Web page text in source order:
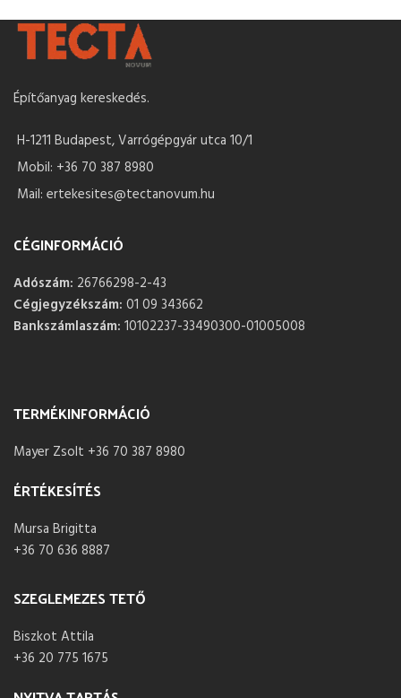
Építőanyag kereskedés.
H-1211 Budapest, Varrógépgyár utca 10/1
Mobil: +36 70 387 8980
Mail: ertekesites@tectanovum.hu
CÉGINFORMÁCIÓ
Adószám: 26766298-2-43
Cégjegyzékszám: 01 09 343662
Bankszámlaszám: 10102237-33490300-01005008
TERMÉKINFORMÁCIÓ
Mayer Zsolt +36 70 387 8980
ÉRTÉKESÍTÉS
Mursa Brigitta
+36 70 636 8887
SZEGLEMEZES TETŐ
Biszkot Attila
+36 20 775 1675